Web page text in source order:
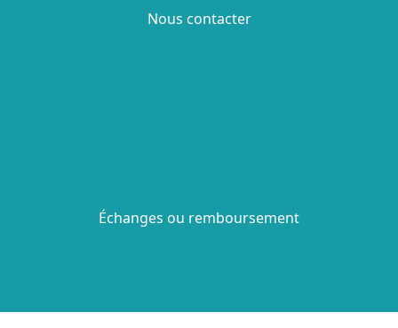
Nous contacter
Échanges ou remboursement